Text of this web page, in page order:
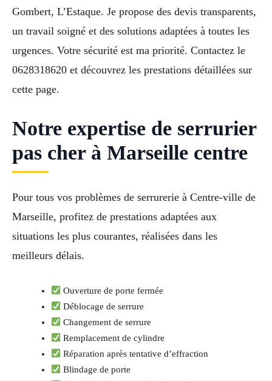
Gombert, L’Estaque. Je propose des devis transparents,
un travail soigné et des solutions adaptées à toutes les
urgences. Votre sécurité est ma priorité. Contactez le
0628318620 et découvrez les prestations détaillées sur
cette page.
Notre expertise de serrurier
pas cher à Marseille centre
Pour tous vos problèmes de serrurerie à Centre-ville de
Marseille, profitez de prestations adaptées aux
situations les plus courantes, réalisées dans les
meilleurs délais.
Ouverture de porte fermée
Déblocage de serrure
Changement de serrure
Remplacement de cylindre
Réparation après tentative d’effraction
Blindage de porte